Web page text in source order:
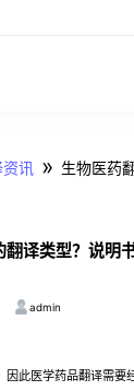
讯 » 生物医药
译类型？说明
admin
医学药品翻译需要